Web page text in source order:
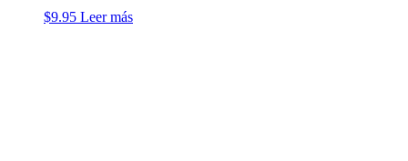
$9.95 Leer más